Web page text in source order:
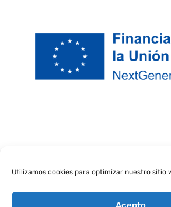
Utilizamos cookies para optimizar nuestro sitio